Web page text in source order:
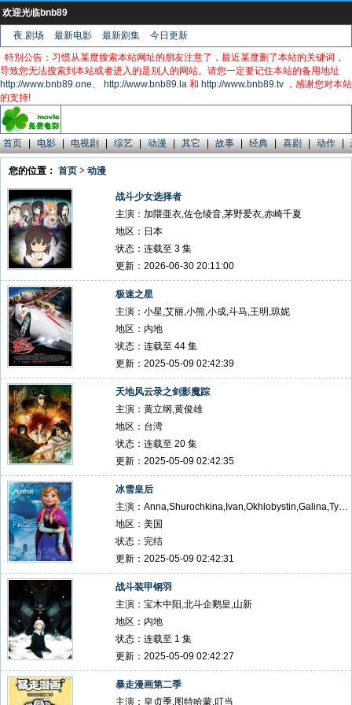
欢迎光临bnb89
夜.剧场 最新电影 最新剧集
今日更新
特别公告：习惯从某度搜索本站网址的朋友注意了，最近某度删了本站的关键词，
导致您无法搜索到本站或者进入的是别人的网站。请您一定要记住本站的备用地址
http://www.bnb89.one、 http://www.bnb89.la 和 http://www.bnb89.tv ，感谢您对本站
的支持!
首页 | 电影 | 电视剧 | 综艺 | 动漫 | 其它 | 故事 | 经典 | 喜剧 | 动作 |
您的位置： 首页 > 动漫
战斗少女选择者
主演：加隈亜衣,佐仓绫音,茅野爱衣,赤崎千夏
地区：日本
状态：连载至 3 集
更新：2026-06-30 20:11:00
极速之星
主演：小星,艾丽,小熊,小成,斗马,王明,琼妮
地区：内地
状态：连载至 44 集
更新：2025-05-09 02:42:39
天地风云录之剑影魔踪
主演：黄立纲,黄俊雄
地区：台湾
状态：连载至 20 集
更新：2025-05-09 02:42:35
冰雪皇后
主演：Anna,Shurochkina,Ivan,Okhlobystin,Galina,Tyunina
地区：美国
状态：完结
更新：2025-05-09 02:42:31
战斗装甲钢羽
主演：宝木中阳,北斗企鹅皇,山新
地区：内地
状态：连载至 1 集
更新：2025-05-09 02:42:27
暴走漫画第二季
主演：皇贞季,图特哈蒙,叮当